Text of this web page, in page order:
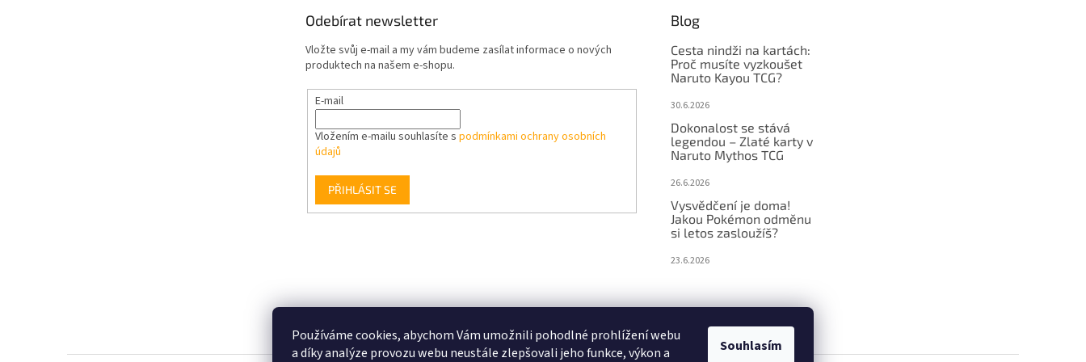
Používáme cookies, abychom Vám umožnili pohodlné prohlížení webu
a díky analýze provozu webu neustále zlepšovali jeho funkce, výkon a
Souhlasím
Odebírat newsletter
Vložte svůj e-mail a my vám budeme zasílat informace o nových
produktech na našem e-shopu.
E-mail
Vložením e-mailu souhlasíte s podmínkami ochrany osobních
údajů
PŘIHLÁSIT SE
Blog
Cesta nindži na kartách:
Proč musíte vyzkoušet
Naruto Kayou TCG?
30.6.2026
Dokonalost se stává
legendou – Zlaté karty v
Naruto Mythos TCG
26.6.2026
Vysvědčení je doma!
Jakou Pokémon odměnu
si letos zasloužíš?
23.6.2026